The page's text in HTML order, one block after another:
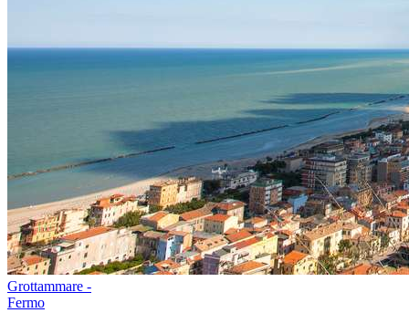
Grottammare -
Fermo